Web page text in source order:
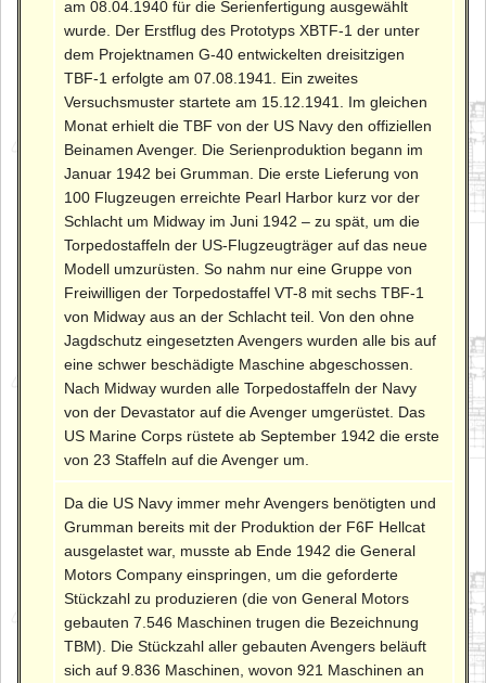
am 08.04.1940 für die Serienfertigung ausgewählt
wurde. Der Erstflug des Prototyps XBTF-1 der unter
dem Projektnamen G-40 entwickelten dreisitzigen
TBF-1 erfolgte am 07.08.1941. Ein zweites
Versuchsmuster startete am 15.12.1941. Im gleichen
Monat erhielt die TBF von der US Navy den offiziellen
Beinamen Avenger. Die Serienproduktion begann im
Januar 1942 bei Grumman. Die erste Lieferung von
100 Flugzeugen erreichte Pearl Harbor kurz vor der
Schlacht um Midway im Juni 1942 – zu spät, um die
Torpedostaffeln der US-Flugzeugträger auf das neue
Modell umzurüsten. So nahm nur eine Gruppe von
Freiwilligen der Torpedostaffel VT-8 mit sechs TBF-1
von Midway aus an der Schlacht teil. Von den ohne
Jagdschutz eingesetzten Avengers wurden alle bis auf
eine schwer beschädigte Maschine abgeschossen.
Nach Midway wurden alle Torpedostaffeln der Navy
von der Devastator auf die Avenger umgerüstet. Das
US Marine Corps rüstete ab September 1942 die erste
von 23 Staffeln auf die Avenger um.
Da die US Navy immer mehr Avengers benötigten und
Grumman bereits mit der Produktion der F6F Hellcat
ausgelastet war, musste ab Ende 1942 die General
Motors Company einspringen, um die geforderte
Stückzahl zu produzieren (die von General Motors
gebauten 7.546 Maschinen trugen die Bezeichnung
TBM). Die Stückzahl aller gebauten Avengers beläuft
sich auf 9.836 Maschinen, wovon 921 Maschinen an